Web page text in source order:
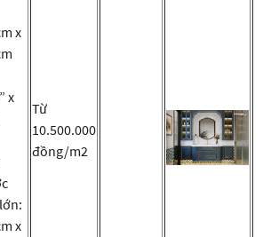
x
x
x
Từ
10.500.000
đồng/m2